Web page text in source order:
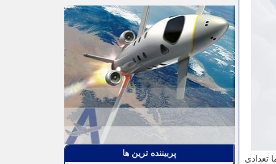
تعدادی
پربیننده ترین ها